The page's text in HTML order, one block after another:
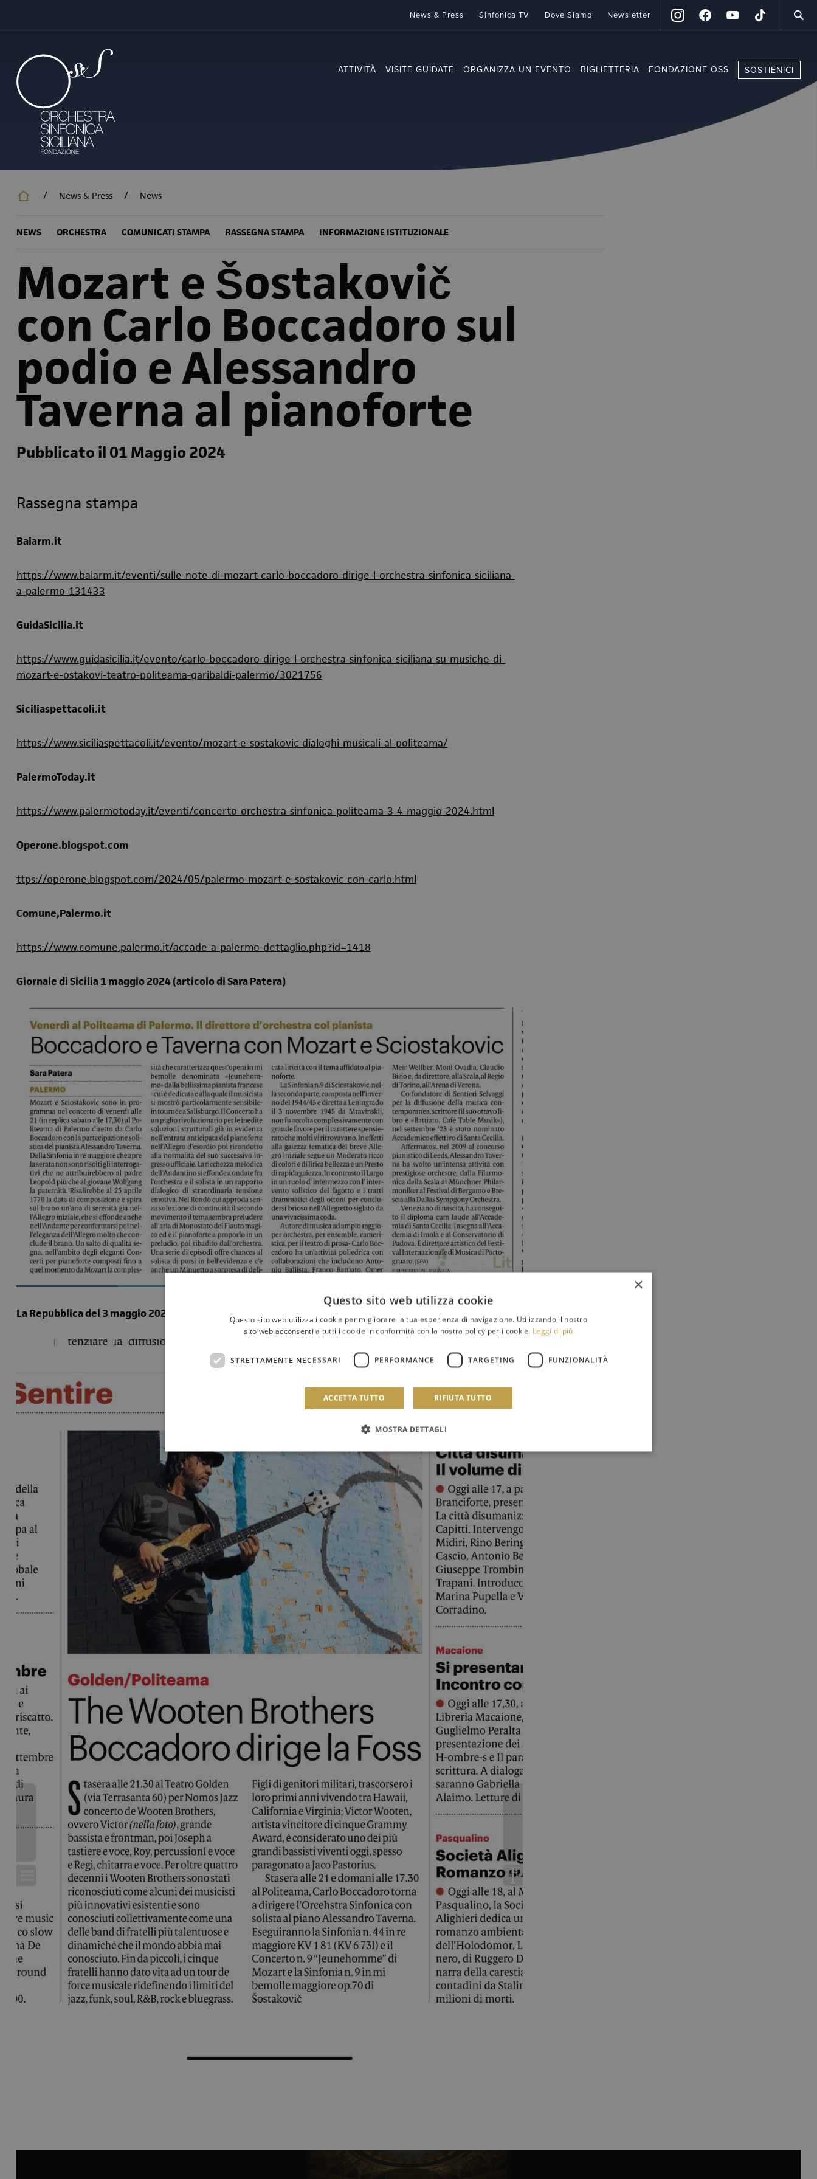
principale
ATTIVITÀ VISITE GUIDATE ORGANIZZA UN EVENTO BIGLIETTERIA FONDAZIONE OSS SOSTIENICI
News & Press Sinfonica TV Dove Siamo Newsletter
/ News & Press / News
NEWS ORCHESTRA COMUNICATI STAMPA RASSEGNA STAMPA INFORMAZIONE ISTITUZIONALE
Mozart e Šostakovič
con Carlo Boccadoro sul
podio e Alessandro
Taverna al pianoforte
Pubblicato il 01 Maggio 2024
Rassegna stampa
Balarm.it
https://www.balarm.it/eventi/sulle-note-di-mozart-carlo-boccadoro-dirige-l-orchestra-sinfonica-siciliana-
a-palermo-131433
GuidaSicilia.it
https://www.guidasicilia.it/evento/carlo-boccadoro-dirige-l-orchestra-sinfonica-siciliana-su-musiche-di-
mozart-e-ostakovi-teatro-politeama-garibaldi-palermo/3021756
Siciliaspettacoli.it
https://www.siciliaspettacoli.it/evento/mozart-e-sostakovic-dialoghi-musicali-al-politeama/
PalermoToday.it
https://www.palermotoday.it/eventi/concerto-orchestra-sinfonica-politeama-3-4-maggio-2024.html
Operone.blogspot.com
ttps://operone.blogspot.com/2024/05/palermo-mozart-e-sostakovic-con-carlo.html
Comune,Palermo.it
https://www.comune.palermo.it/accade-a-palermo-dettaglio.php?id=1418
Giornale di Sicilia 1 maggio 2024 (articolo di Sara Patera)
La Repubblica del 3 maggio 2024
×
Questo sito web utilizza cookie
Questo sito web utilizza i cookie per migliorare la tua esperienza di navigazione. Utilizzando il nostro
sito web acconsenti a tutti i cookie in conformità con la nostra policy per i cookie. Leggi di più
STRETTAMENTE NECESSARI PERFORMANCE TARGETING FUNZIONALITÀ
ACCETTA TUTTO RIFIUTA TUTTO
MOSTRA DETTAGLI